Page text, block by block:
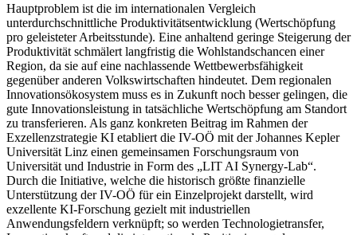
Hauptproblem ist die im internationalen Vergleich
unterdurchschnittliche Produktivitätsentwicklung (Wertschöpfung
pro geleisteter Arbeitsstunde). Eine anhaltend geringe Steigerung der
Produktivität schmälert langfristig die Wohlstandschancen einer
Region, da sie auf eine nachlassende Wettbewerbsfähigkeit
gegenüber anderen Volkswirtschaften hindeutet. Dem regionalen
Innovationsökosystem muss es in Zukunft noch besser gelingen, die
gute Innovationsleistung in tatsächliche Wertschöpfung am Standort
zu transferieren. Als ganz konkreten Beitrag im Rahmen der
Exzellenzstrategie KI etabliert die IV-OÖ mit der Johannes Kepler
Universität Linz einen gemeinsamen Forschungsraum von
Universität und Industrie in Form des „LIT AI Synergy-Lab“.
Durch die Initiative, welche die historisch größte finanzielle
Unterstützung der IV-OÖ für ein Einzelprojekt darstellt, wird
exzellente KI-Forschung gezielt mit industriellen
Anwendungsfeldern verknüpft; so werden Technologietransfer,